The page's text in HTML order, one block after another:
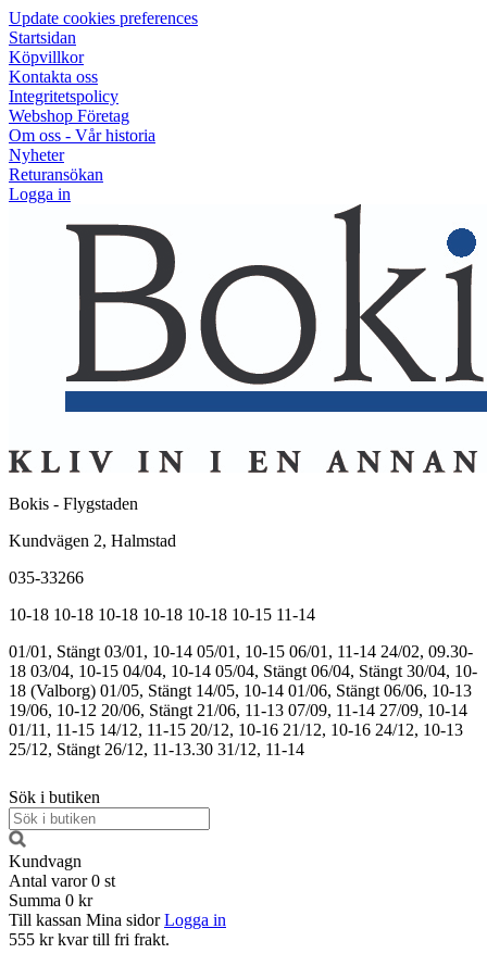
Update cookies preferences
Startsidan
Köpvillkor
Kontakta oss
Integritetspolicy
Webshop Företag
Om oss - Vår historia
Nyheter
Returansökan
Logga in
Bokis - Flygstaden
Kundvägen 2, Halmstad
035-33266
10-18 10-18 10-18 10-18 10-18 10-15 11-14
01/01, Stängt 03/01, 10-14 05/01, 10-15 06/01, 11-14 24/02, 09.30-
18 03/04, 10-15 04/04, 10-14 05/04, Stängt 06/04, Stängt 30/04, 10-
18 (Valborg) 01/05, Stängt 14/05, 10-14 01/06, Stängt 06/06, 10-13
19/06, 10-12 20/06, Stängt 21/06, 11-13 07/09, 11-14 27/09, 10-14
01/11, 11-15 14/12, 11-15 20/12, 10-16 21/12, 10-16 24/12, 10-13
25/12, Stängt 26/12, 11-13.30 31/12, 11-14
Sök i butiken
Kundvagn
Antal varor 0 st
Summa 0 kr
Till kassan Mina sidor Logga in
555 kr kvar till fri frakt.